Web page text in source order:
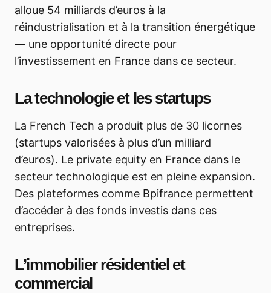
alloue 54 milliards d’euros à la
réindustrialisation et à la transition énergétique
— une opportunité directe pour
l’investissement en France dans ce secteur.
La technologie et les startups
La French Tech a produit plus de 30 licornes
(startups valorisées à plus d’un milliard
d’euros). Le private equity en France dans le
secteur technologique est en pleine expansion.
Des plateformes comme Bpifrance permettent
d’accéder à des fonds investis dans ces
entreprises.
L’immobilier résidentiel et
commercial